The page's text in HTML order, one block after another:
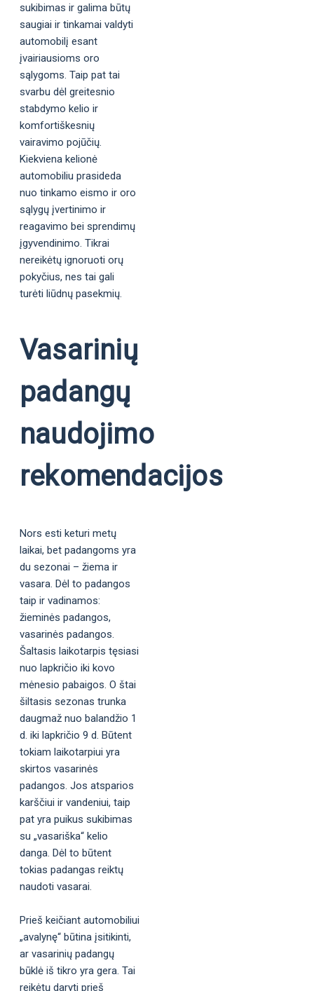
sukibimas ir galima būtų
saugiai ir tinkamai valdyti
automobilį esant
įvairiausioms oro
sąlygoms. Taip pat tai
svarbu dėl greitesnio
stabdymo kelio ir
komfortiškesnių
vairavimo pojūčių.
Kiekviena kelionė
automobiliu prasideda
nuo tinkamo eismo ir oro
sąlygų įvertinimo ir
reagavimo bei sprendimų
įgyvendinimo. Tikrai
nereikėtų ignoruoti orų
pokyčius, nes tai gali
turėti liūdnų pasekmių.
Vasarinių
padangų
naudojimo
rekomendacijos
Nors esti keturi metų
laikai, bet padangoms yra
du sezonai – žiema ir
vasara. Dėl to padangos
taip ir vadinamos:
žieminės padangos,
vasarinės padangos.
Šaltasis laikotarpis tęsiasi
nuo lapkričio iki kovo
mėnesio pabaigos. O štai
šiltasis sezonas trunka
daugmaž nuo balandžio 1
d. iki lapkričio 9 d. Būtent
tokiam laikotarpiui yra
skirtos vasarinės
padangos. Jos atsparios
karščiui ir vandeniui, taip
pat yra puikus sukibimas
su „vasariška“ kelio
danga. Dėl to būtent
tokias padangas reiktų
naudoti vasarai.
Prieš keičiant automobiliui
„avalynę“ būtina įsitikinti,
ar vasarinių padangų
būklė iš tikro yra gera. Tai
reikėtų daryti prieš